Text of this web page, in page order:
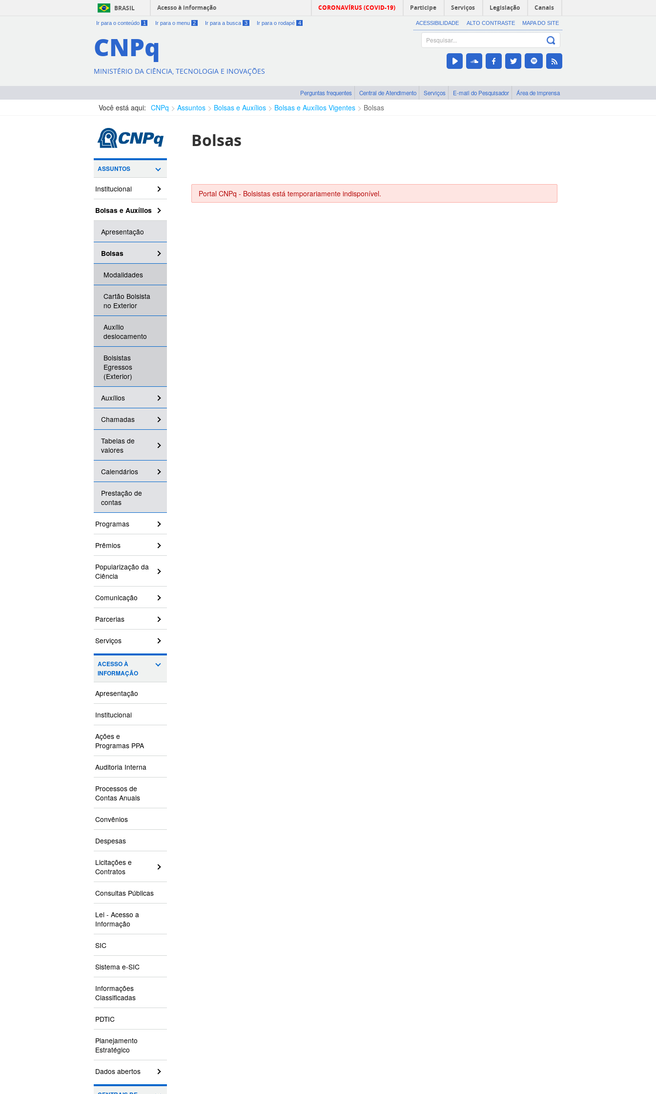
BRASIL Acesso à informação CORONAVÍRUS (COVID-19) Participe Serviços Legislação Canais
Ir para o conteúdo 1 Ir para o menu 2 Ir para a busca 3 Ir para o rodapé 4 ACESSIBILIDADE ALTO CONTRASTE MAPA DO SITE
CNPq
MINISTÉRIO DA CIÊNCIA, TECNOLOGIA E INOVAÇÕES
Perguntas frequentes Central de Atendimento Serviços E-mail do Pesquisador Área de imprensa
Você está aqui: CNPq Assuntos Bolsas e Auxílios Bolsas e Auxílios Vigentes Bolsas
ASSUNTOS
Institucional
Bolsas e Auxílios
Apresentação
Bolsas
Modalidades
Cartão Bolsista
no Exterior
Auxílio
deslocamento
Bolsistas
Egressos
(Exterior)
Auxílios
Chamadas
Tabelas de
valores
Calendários
Prestação de
contas
Programas
Prêmios
Popularização da
Ciência
Comunicação
Parcerias
Serviços
ACESSO À
INFORMAÇÃO
Apresentação
Institucional
Ações e
Programas PPA
Auditoria Interna
Processos de
Contas Anuais
Convênios
Despesas
Licitações e
Contratos
Consultas Públicas
Lei - Acesso a
Informação
SIC
Sistema e-SIC
Informações
Classificadas
PDTIC
Planejamento
Estratégico
Dados abertos
Bolsas
Portal CNPq - Bolsistas está temporariamente indisponível.